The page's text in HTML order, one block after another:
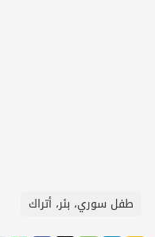
طفل سوري، بئر، أتراك